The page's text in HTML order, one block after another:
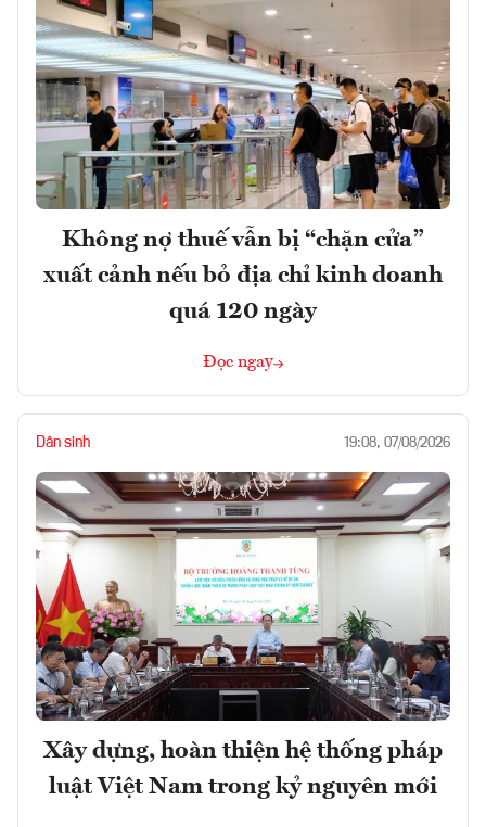
Không nợ thuế vẫn bị “chặn cửa”
xuất cảnh nếu bỏ địa chỉ kinh doanh
quá 120 ngày
Đọc ngay
Dân sinh 19:08, 07/08/2026
Xây dựng, hoàn thiện hệ thống pháp
luật Việt Nam trong kỷ nguyên mới